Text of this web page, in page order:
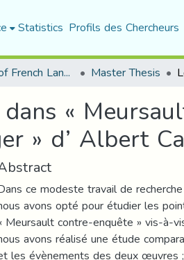
Statistics Profils des Chercheurs
Department of French Language and Literature Master Thesis
«
» d’ Albert
ce modeste travail de
avons opté pour étudier les
Meursault contre-enquête » vis-à-
avons réalisé une étude
les évènements des deux œuvres